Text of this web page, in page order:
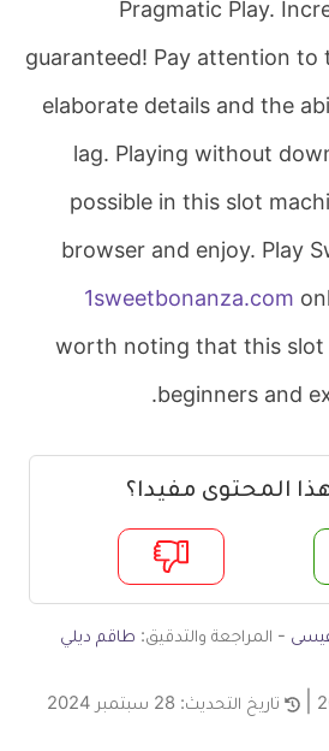
Pragmatic Play.
guaranteed! Pay attention to
elaborate details and the
lag. Playing without
possible in this slot
browser and enjoy. Play
1sweetbonanza.com
worth noting that this slot
beginners and
المحتوى مفيدا؟
عيسى - المراجعة والتدقيق: طاقم ديلي
تاريخ التحديث: 28 سبتمبر 2024